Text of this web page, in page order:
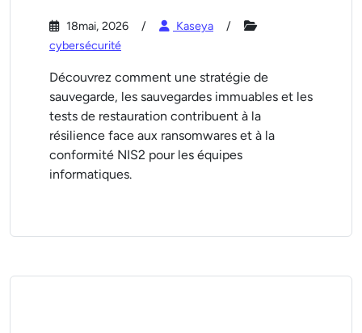
18mai, 2026
Kaseya
cybersécurité
Découvrez comment une stratégie de
sauvegarde, les sauvegardes immuables et les
tests de restauration contribuent à la
résilience face aux ransomwares et à la
conformité NIS2 pour les équipes
informatiques.